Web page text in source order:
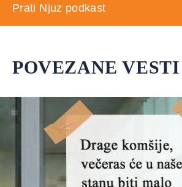
Prati Njuz podkast
POVEZANE VESTI